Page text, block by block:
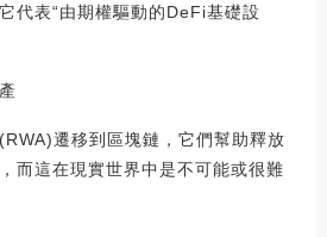
代表“由期權驅動的DeFi基礎設
遷移到區塊鏈，它們幫助釋放
而這在現實世界中是不可能或很難